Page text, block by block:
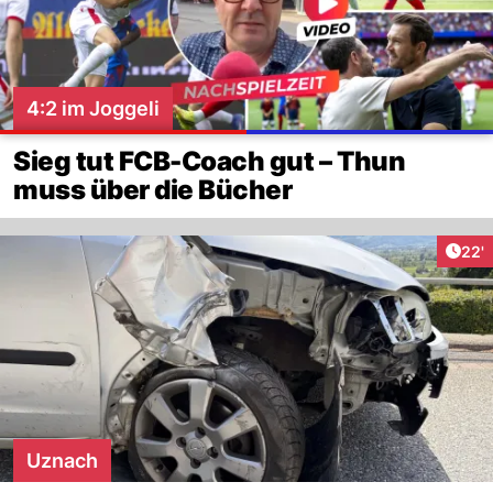
4:2 im Joggeli
Sieg tut FCB-Coach gut – Thun
muss über die Bücher
22'
Uznach